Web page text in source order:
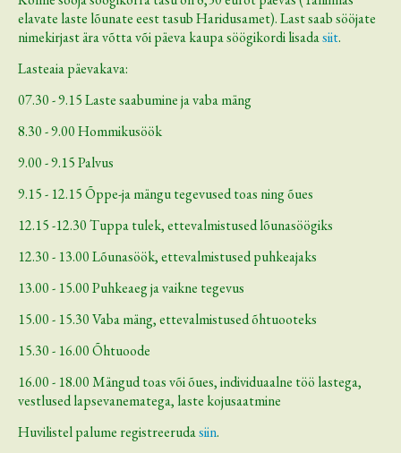
elavate laste lõunate eest tasub Haridusamet). Last saab sööjate
nimekirjast ära võtta või päeva kaupa söögikordi lisadasiit.
Lasteaia päevakava:
07.30 - 9.15 Laste saabumine ja vaba mäng
8.30 - 9.00 Hommikusöök
9.00 - 9.15 Palvus
9.15 - 12.15 Õppe-ja mängu tegevused toas ning õues
12.15 -12.30 Tuppa tulek, ettevalmistused lõunasöögiks
12.30 - 13.00 Lõunasöök, ettevalmistused puhkeajaks
13.00 - 15.00 Puhkeaeg ja vaikne tegevus
15.00 - 15.30 Vaba mäng, ettevalmistused õhtuooteks
15.30 - 16.00 Õhtuoode
16.00 - 18.00 Mängud toas või õues, individuaalne töö lastega,
vestlused lapsevanematega, laste kojusaatmine
Huvilistel palume registreerudasiin.